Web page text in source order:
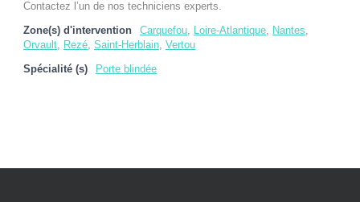
Contactez l’un de nos techniciens experts.
Zone(s) d'intervention Carquefou, Loire-Atlantique, Nantes,
Orvault, Rezé, Saint-Herblain, Vertou
Spécialité (s) Porte blindée